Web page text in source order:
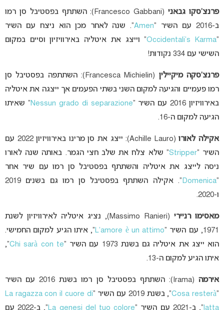
פרנצ’סקו גבאני
(Francesco Gabbani): השתתף בפסטיבל סן רמו
ב-2016 עם השיר “
Amen“. שנה לאחר מכן הוא ניצח עם השיר
“
Occidentali’s Karma” וייצג את איטליה באירוויזיון וסיים במקום
השישי עם 334 נקודות!
פרנצ’סקה מיקיילין
(Francesca Michielin): השתתפה בפסטיבל סן
רמו פעמיים והגיעה למקום השני בשתי הפעמים אך ייצגה את איטליה
באירוויזיון 2016 עם השיר “
Nessun grado di separazione” שאיתו
הגיעה למקום ה-16.
אקילה לאורו
(Achille Lauro): ייצג את סן מרינו באירוויזיון 2022 עם
השיר “Stripper” שלא צלח את שלב חצי הגמר. באותה שנה לאורו
ניסה לייצג את איטליה והשתתף בפסטיבל סן רמו עם שיר אחר
“
Domenica
“. אקילה השתתף בפסטיבל סן רמו גם בשנים 2019
ו-2020.
מאסימו רניירי
(Massimo Ranieri), נציג איטליה לאירוויזיון לשנת
1971, עם השיר “
L’amore è un attimo“, איתו הגיע למקום החמישי.
הוא ייצג את איטליה גם בשנת 1973 עם השיר “
Chi sarà con te
“,
איתו הגיע למקום ה-13.
אירמה
(Irama): השתתף בפסטיבל סן רמו בשנת 2016 עם השיר
“
Cosa resterà“, בשנת 2019 עם השיר “
La ragazza con il cuore di
latta “, ב-2021 עם השיר “ La genesi del tuo colore
“, ב-2022 עם